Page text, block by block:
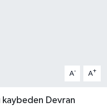
A- A+
kaybeden Devran